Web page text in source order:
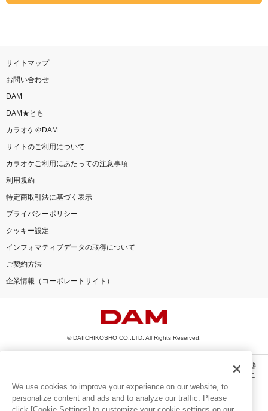
サイトマップ
お問い合わせ
DAM
DAM★とも
カラオケ＠DAM
サイトのご利用について
カラオケご利用にあたっての注意事項
利用規約
特定商取引法に基づく表示
プライバシーポリシー
クッキー設定
インフォマティブデータの取得について
ご契約方法
企業情報（コーポレートサイト）
© DAIICHIKOSHO CO.,LTD. All Rights Reserved.
このサイトに掲載されている一切の文章・画像・写真・動画・音声等を、手段や形態
を問わず、著作権法の定める範囲を超えて無断で複製、転載、ファイル化などするこ
とを禁じます。
楽曲及びコンテンツは、機種によりご利用いただけない場合があります。
We use cookies to improve your experience on our website, to
personalize content and ads and to analyze our traffic. Please